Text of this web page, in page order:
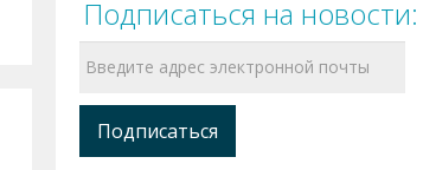
Подписаться на новости: